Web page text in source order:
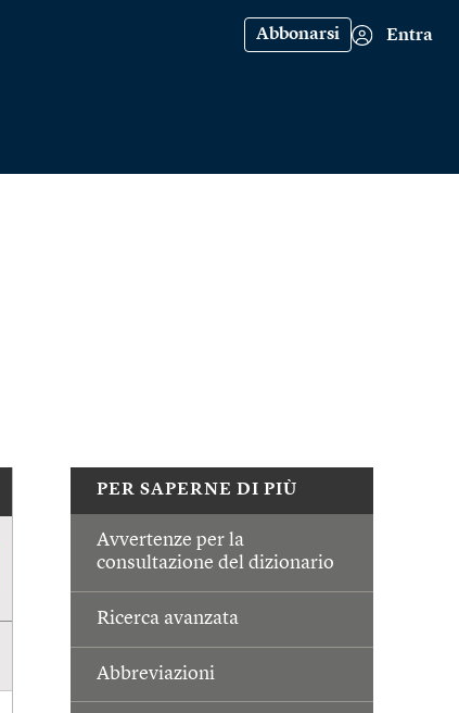
Abbonarsi Entra
PER SAPERNE DI PIÙ
Avvertenze per la
consultazione del dizionario
Ricerca avanzata
Abbreviazioni